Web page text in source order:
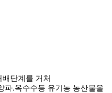
배단계를 거처
파.옥수수등 유기농 농산물을